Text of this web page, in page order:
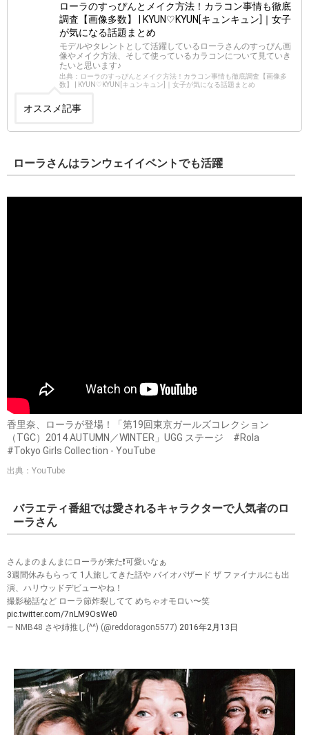
ローラのすっぴんとメイク方法！カラコン事情も徹底
調査【画像多数】 | KYUN♡KYUN[キュンキュン]｜女子
が気になる話題まとめ
モデルやタレントとして活躍しているローラさんのすっぴん画
像やメイク方法、そして使っているカラコンについて見ていき
たいと思います♪
出典：ローラのすっぴんとメイク方法！カラコン事情も徹底調査【画像多
数】 | KYUN♡KYUN[キュンキュン]｜女子が気になる話題まとめ
オススメ記事
ローラさんはランウェイイベントでも活躍
香里奈、ローラが登場！「第19回東京ガールズコレクション
（TGC）2014 AUTUMN／WINTER」UGG ステージ #Rola
#Tokyo Girls Collection - YouTube
出典：YouTube
バラエティ番組では愛されるキャラクターで人気者のロ
ーラさん
さんまのまんまにローラが来た❗️可愛いなぁ
3週間休みもらって 1人旅してきた話や バイオバザード ザ ファイナルにも出
演、ハリウッドデビューやね！
撮影秘話など ローラ節炸裂してて めちゃオモロい〜笑
pic.twitter.com/7nLM9OsWe0
— NMB48 さや姉推し(^^) (@reddoragon5577) 2016年2月13日